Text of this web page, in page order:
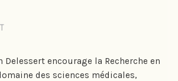
encourage la Recherche en
des sciences médicales,